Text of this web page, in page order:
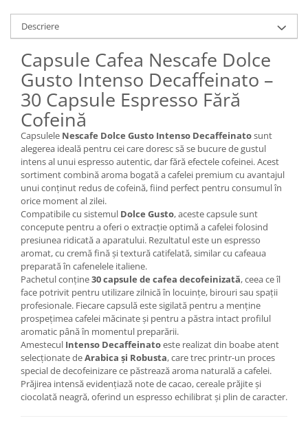
Descriere
Capsule Cafea Nescafe Dolce
Gusto Intenso Decaffeinato –
30 Capsule Espresso Fără
Cofeină
Capsulele Nescafe Dolce Gusto Intenso Decaffeinatosunt
alegerea ideală pentru cei care doresc să se bucure de gustul
intens al unui espresso autentic, dar fără efectele cofeinei. Acest
sortiment combină aroma bogată a cafelei premium cu avantajul
unui conținut redus de cofeină, fiind perfect pentru consumul în
orice moment al zilei.
Compatibile cu sistemul Dolce Gusto, aceste capsule sunt
concepute pentru a oferi o extracție optimă a cafelei folosind
presiunea ridicată a aparatului. Rezultatul este un espresso
aromat, cu cremă fină și textură catifelată, similar cu cafeaua
preparată în cafenelele italiene.
Pachetul conține30 capsule de cafea decofeinizată, ceea ce îl
face potrivit pentru utilizare zilnică în locuințe, birouri sau spații
profesionale. Fiecare capsulă este sigilată pentru a menține
prospețimea cafelei măcinate și pentru a păstra intact profilul
aromatic până în momentul preparării.
Amestecul Intenso Decaffeinatoeste realizat din boabe atent
selecționate deArabica și Robusta, care trec printr-un proces
special de decofeinizare ce păstrează aroma naturală a cafelei.
Prăjirea intensă evidențiază note de cacao, cereale prăjite și
ciocolată neagră, oferind un espresso echilibrat și plin de caracter.